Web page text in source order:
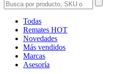
Todas
Remates HOT
Novedades
Más vendidos
Marcas
Asesoría